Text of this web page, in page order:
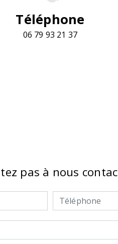
Téléphone
06 79 93 21 37
pas à nous